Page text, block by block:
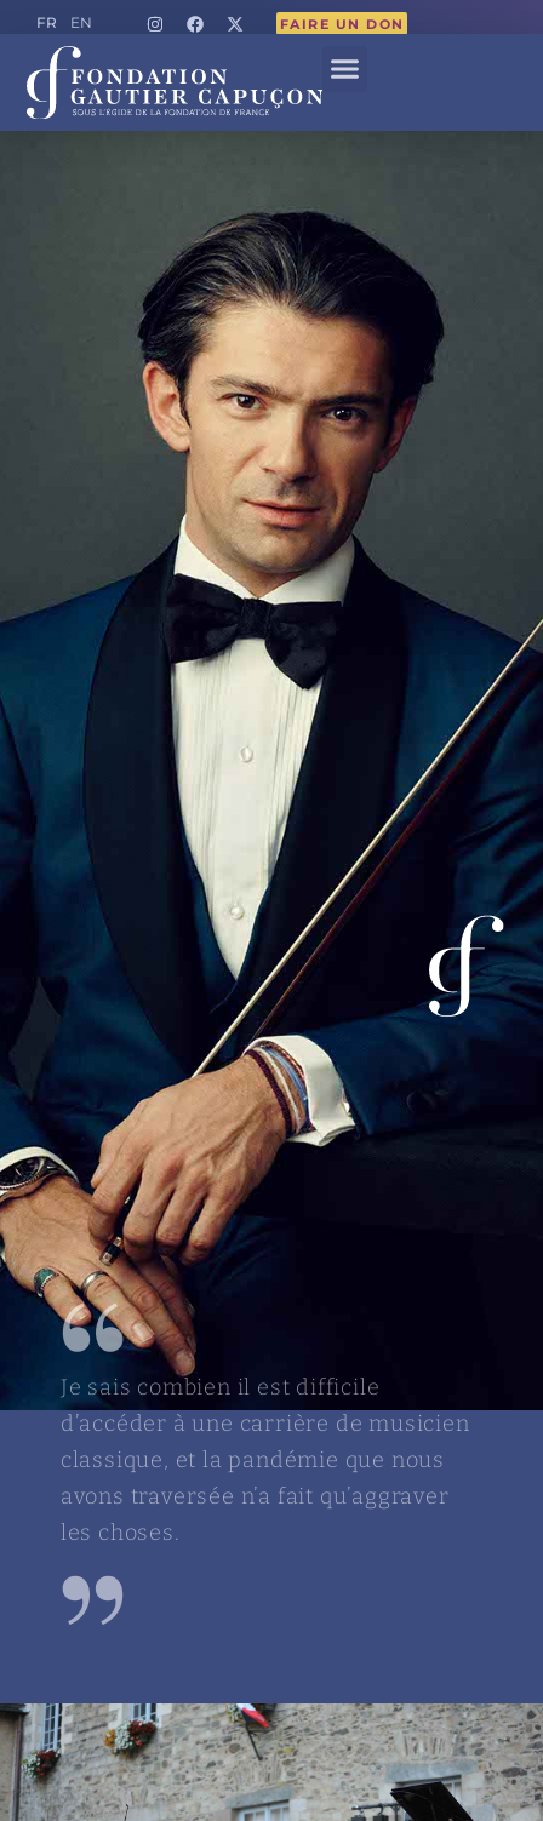
FR EN FAIRE UN DON
“
Je sais combien il est difficile
d’accéder à une carrière de musicien
classique, et la pandémie que nous
avons traversée n’a fait qu’aggraver
les choses.
”